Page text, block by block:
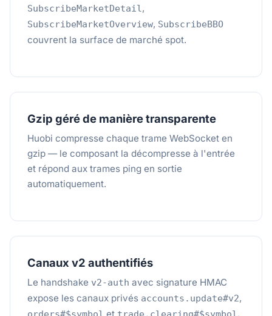
SubscribeMarketDetail,
SubscribeMarketOverview, SubscribeBBO
couvrent la surface de marché spot.
Gzip géré de manière transparente
Huobi compresse chaque trame WebSocket en
gzip — le composant la décompresse à l'entrée
et répond aux trames ping en sortie
automatiquement.
Canaux v2 authentifiés
Le handshake v2-auth avec signature HMAC
expose les canaux privés accounts.update#v2,